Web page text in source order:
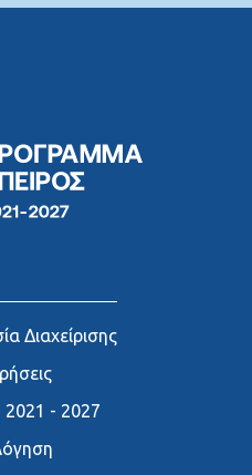
Διαχείρισης
2021 - 2027